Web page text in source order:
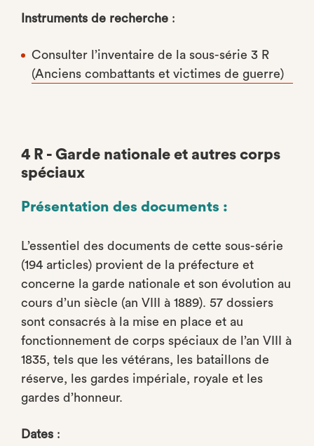
Instruments de recherche :
Consulter l’inventaire de la sous-série 3 R
(Anciens combattants et victimes de guerre)
4 R - Garde nationale et autres corps
spéciaux
Présentation des documents :
L’essentiel des documents de cette sous-série
(194 articles) provient de la préfecture et
concerne la garde nationale et son évolution au
cours d’un siècle (an VIII à 1889). 57 dossiers
sont consacrés à la mise en place et au
fonctionnement de corps spéciaux de l’an VIII à
1835, tels que les vétérans, les bataillons de
réserve, les gardes impériale, royale et les
gardes d’honneur.
Dates :